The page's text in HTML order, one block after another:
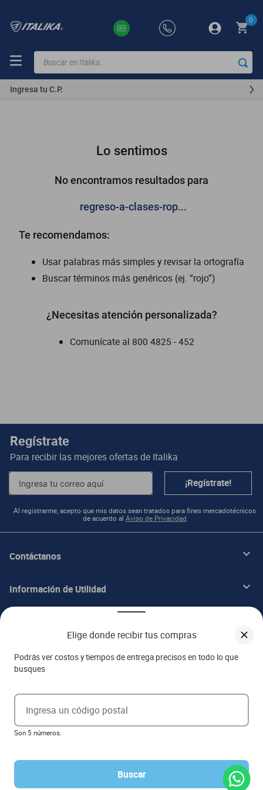
0
Buscar en Italika...
Elige donde recibir tus compras
Podrás ver costos y tiempos de entrega precisos en todo lo que
busques
Ingresa un código postal
Son 5 números.
Buscar
Ingresa tu C.P.
Lo sentimos
No encontramos resultados para
regreso-a-clases-rop...
Te recomendamos:
Usar palabras más simples y revisar la ortografía
Buscar términos más genéricos (ej. “rojo”)
¿Necesitas atención personalizada?
Comunícate al 800 4825 - 452
Regístrate
Para recibir las mejores ofertas de Italika
¡Regístrate!
Al registrarme, acepto que mis datos sean tratados para fines mercadotécnicos
de acuerdo al Aviso de Privacidad
Contáctanos
Información de Utilidad
Acerca de ITALIKA
Aviso de privacidad
Ejerce tus derechos ARCO
Términos y condiciones
Las promociones dewww.italika.mxpueden diferir de las promociones publicadas en tienda. El
formato de los precios puede verse afectado por las configuraciones y diferencia de navegadores
Derechos reservados 2023 Grupo Italika
TÉRMINOS
MÁS
250z
300z
vortex
dm 300